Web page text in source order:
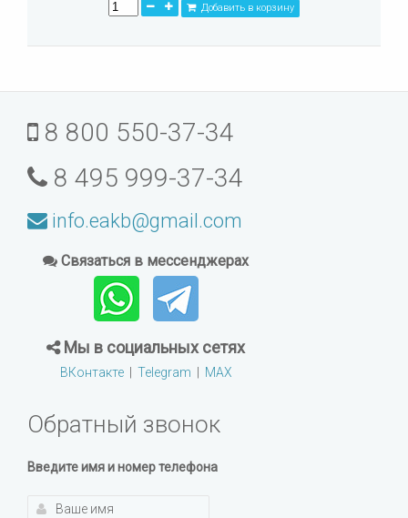
Добавить в корзину
8 800 550-37-34
8 495 999-37-34
info.eakb@gmail.com
Связаться в мессенджерах
Мы в социальных сетях
ВКонтакте| Telegram | MAX
Обратный звонок
Введите имя и номер телефона